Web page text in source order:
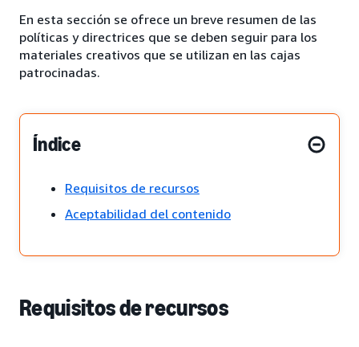
En esta sección se ofrece un breve resumen de las
políticas y directrices que se deben seguir para los
materiales creativos que se utilizan en las cajas
patrocinadas.
Índice
Requisitos de recursos
Aceptabilidad del contenido
Requisitos de recursos